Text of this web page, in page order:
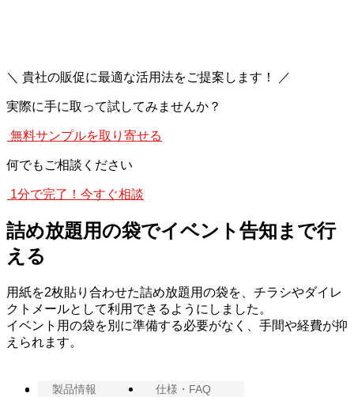
＼ 貴社の販促に最適な活用法をご提案します！ ／
実際に手に取って試してみませんか？
無料サンプルを取り寄せる
何でもご相談ください
1分で完了！今すぐ相談
詰め放題用の袋でイベント告知まで行
える
用紙を2枚貼り合わせた詰め放題用の袋を、チラシやダイレ
クトメールとして利用できるようにしました。
イベント用の袋を別に準備する必要がなく、手間や経費が抑
えられます。
活
製品情報 仕様・FAQ